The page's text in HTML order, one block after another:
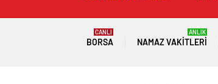
BORSA
CANLI
NAMAZ VAKITLERI
ANLIK